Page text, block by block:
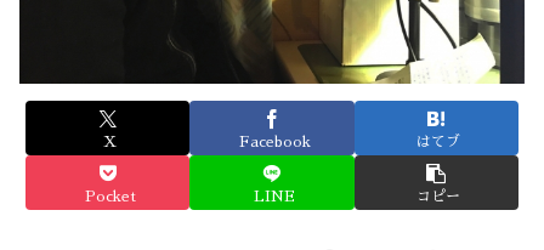
X Facebook はてブ
Pocket LINE コピー